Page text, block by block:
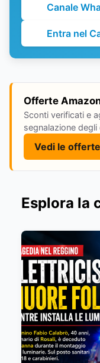
Canale
Entra nel
Offerte
Sconti verificati e
segnalazione
Vedi le
Esplora la